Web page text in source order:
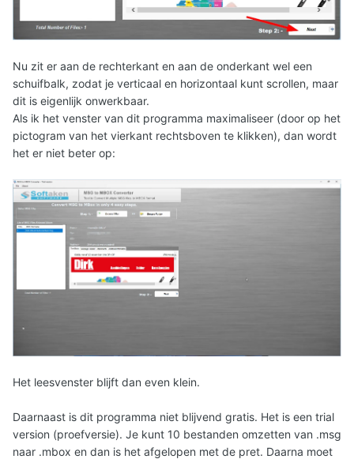
Nu zit er aan de rechterkant en aan de onderkant wel een
schuifbalk, zodat je verticaal en horizontaal kunt scrollen, maar
dit is eigenlijk onwerkbaar.
Als ik het venster van dit programma maximaliseer (door op het
pictogram van het vierkant rechtsboven te klikken), dan wordt
het er niet beter op:
Het leesvenster blijft dan even klein.
Daarnaast is dit programma niet blijvend gratis. Het is een trial
version (proefversie). Je kunt 10 bestanden omzetten van .msg
naar .mbox en dan is het afgelopen met de pret. Daarna moet